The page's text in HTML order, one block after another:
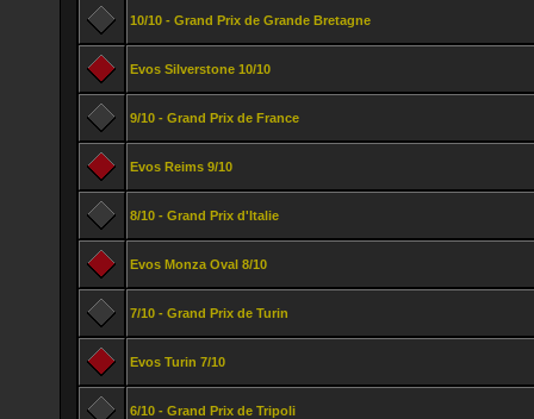
10/10 - Grand Prix de Grande Bretagne
Evos Silverstone 10/10
9/10 - Grand Prix de France
Evos Reims 9/10
8/10 - Grand Prix d'Italie
Evos Monza Oval 8/10
7/10 - Grand Prix de Turin
Evos Turin 7/10
6/10 - Grand Prix de Tripoli